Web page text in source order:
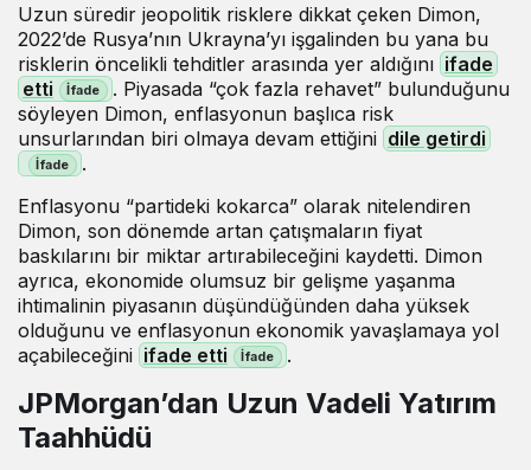
Uzun süredir jeopolitik risklere dikkat çeken Dimon,
2022’de Rusya’nın Ukrayna’yı işgalinden bu yana bu
risklerin öncelikli tehditler arasında yer aldığını ifade
etti
. Piyasada “çok fazla rehavet” bulunduğunu
söyleyen Dimon, enflasyonun başlıca risk
unsurlarından biri olmaya devam ettiğini dile getirdi
.
Enflasyonu “partideki kokarca” olarak nitelendiren
Dimon, son dönemde artan çatışmaların fiyat
baskılarını bir miktar artırabileceğini kaydetti. Dimon
ayrıca, ekonomide olumsuz bir gelişme yaşanma
ihtimalinin piyasanın düşündüğünden daha yüksek
olduğunu ve enflasyonun ekonomik yavaşlamaya yol
açabileceğini ifade etti .
JPMorgan’dan Uzun Vadeli Yatırım
Taahhüdü